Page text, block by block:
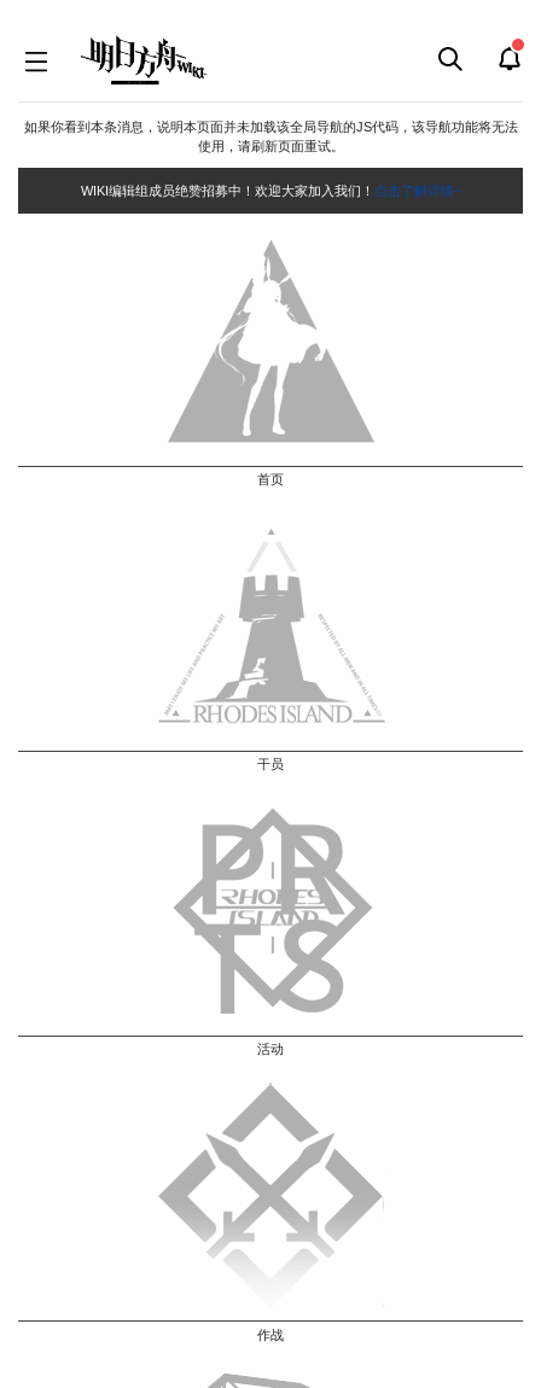
如果你看到本条消息，说明本页面并未加载该全局导航的JS代码，该导航功能将无法
使用，请刷新页面重试。
WIKI编辑组成员绝赞招募中！欢迎大家加入我们！ 点击了解详情~
首页
干员
活动
作战